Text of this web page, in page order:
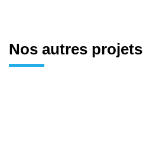
Nos autres projets